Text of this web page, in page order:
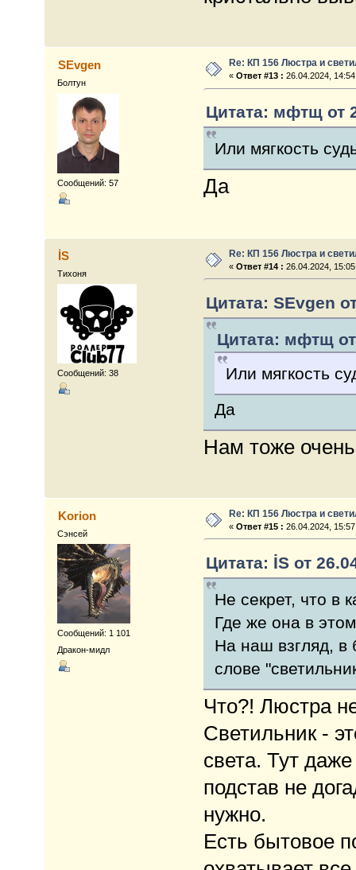
SEvgen
Болтун
Сообщений: 57
Re: КП 156 Люстра и
«Ответ #13 : 26.04.2024,
Цитата: мфтщ от
Или мягкость
Да
İS
Тихоня
Сообщений: 38
Re: КП 156 Люстра и
«Ответ #14 : 26.04.2024,
Цитата: SEvgen
Цитата: мфтщ
Или мягкость
Да
Нам тоже очень
Korion
Сэнсей
Сообщений: 1 101
Дракон-мидл
Re: КП 156 Люстра и
«Ответ #15 : 26.04.2024,
Цитата: İS от
Не секрет, что в
Где же она в
На наш взгляд, в
слове
Что?! Люстра
Светильник -
света. Тут
подстав не
нужно.
Есть бытовое